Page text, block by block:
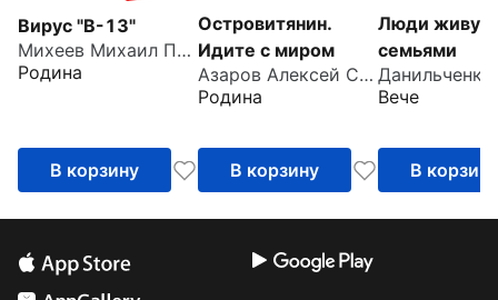
Вирус "В-13"
Михеев Михаил Петрович
Родина
В корзину
Островитянин.
Идите с миром
Азаров Алексей Сергеевич
Родина
В корзину
Люди живут
семьями
Вече
В корзину